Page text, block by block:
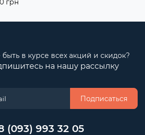
грн
быть в курсе всех акций и скидок?
на нашу рассылку
Подписаться
(093) 993 32 05